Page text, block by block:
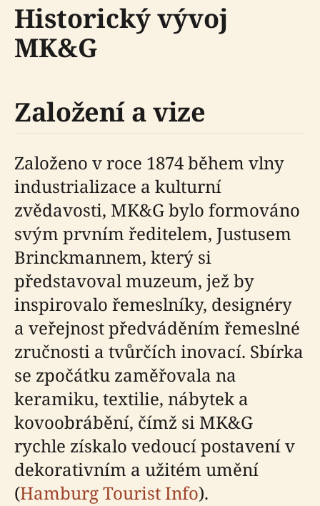
Historický vývoj
MK&G
Založení a vize
Založeno v roce 1874 během vlny
industrializace a kulturní
zvědavosti, MK&G bylo formováno
svým prvním ředitelem, Justusem
Brinckmannem, který si
představoval muzeum, jež by
inspirovalo řemeslníky, designéry
a veřejnost předváděním řemeslné
zručnosti a tvůrčích inovací. Sbírka
se zpočátku zaměřovala na
keramiku, textilie, nábytek a
kovoobrábění, čímž si MK&G
rychle získalo vedoucí postavení v
dekorativním a užitém umění
(Hamburg Tourist Info).